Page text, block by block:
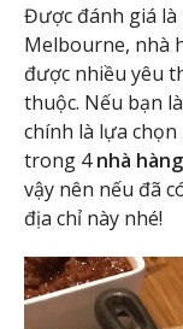
Được đánh giá
Melbourne, nhà
được nhiều yêu
thuộc. Nếu bạn
chính là lựa
trong 4nhà
vậy nên nếu đã
địa chỉ này nhé!